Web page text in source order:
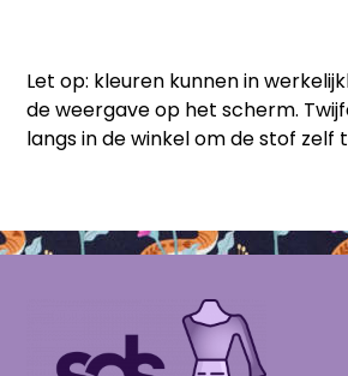
Let op: kleuren kunnen in
de weergave op het scherm.
langs in de winkel om de stof zelf